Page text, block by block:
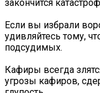
закончится
Если вы избрали
удивляйтесь тому,
подсудимых.
Кафиры всегда
угрозы кафиров,